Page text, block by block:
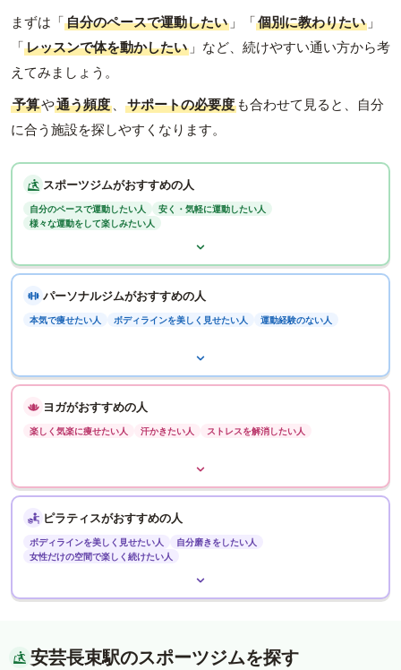
まずは「自分のペースで運動したい 」「個別に教わりたい 」
「レッスンで体を動かしたい 」など、続けやすい通い方から考
えてみましょう。
予算や通う頻度 、 サポートの必要度 も合わせて見ると、自分
に合う施設を探しやすくなります。
スポーツジムがおすすめの人
自分のペースで運動したい人
安く・気軽に運動したい人
様々な運動をして楽しみたい人
パーソナルジムがおすすめの人
本気で痩せたい人 ボディラインを美しく見せたい人 運動経験のない人
ヨガがおすすめの人
楽しく気楽に痩せたい人 汗かきたい人 ストレスを解消したい人
ピラティスがおすすめの人
ボディラインを美しく見せたい人
自分磨きをしたい人
女性だけの空間で楽しく続けたい人
安芸長束駅のスポーツジムを探す